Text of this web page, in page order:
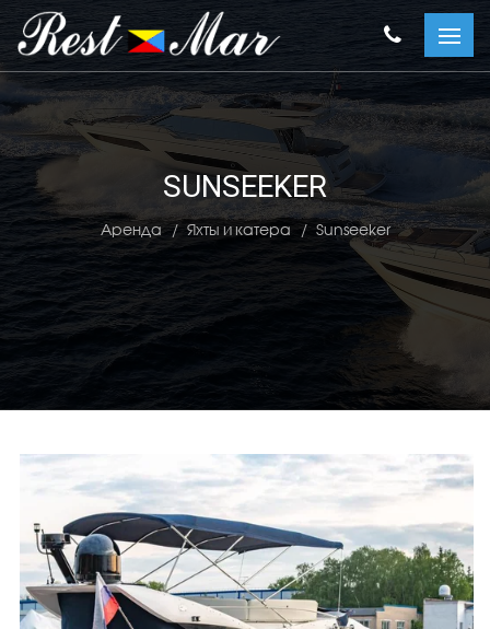
SUNSEEKER
Аренда Яхты и катера Sunseeker